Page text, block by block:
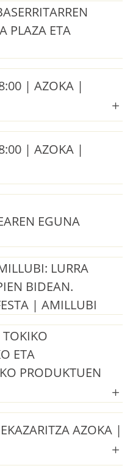
PLAZA ETA
| AZOKA |
| AZOKA |
EGUNA
LURRA
BIDEAN.
| AMILLUBI
ETA
PRODUKTUEN
AZOKA |